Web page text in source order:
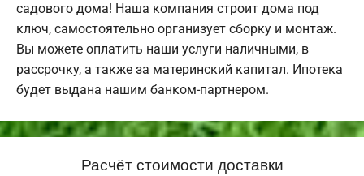
садового дома! Наша компания строит дома под
ключ, самостоятельно организует сборку и монтаж.
Вы можете оплатить наши услуги наличными, в
рассрочку, а также за материнский капитал. Ипотека
будет выдана нашим банком-партнером.
Расчёт стоимости доставки